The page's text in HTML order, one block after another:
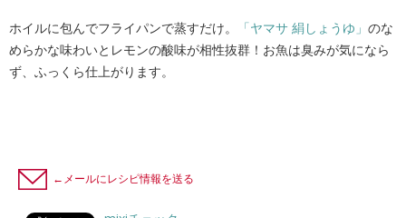
ホイルに包んでフライパンで蒸すだけ。 「ヤマサ 絹しょうゆ」 のな
めらかな味わいとレモンの酸味が相性抜群！お魚は臭みが気になら
ず、ふっくら仕上がります。
←メールにレシピ情報を送る